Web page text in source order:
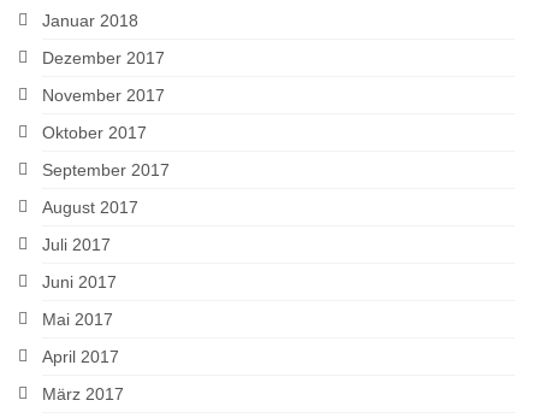
Januar 2018
Dezember 2017
November 2017
Oktober 2017
September 2017
August 2017
Juli 2017
Juni 2017
Mai 2017
April 2017
März 2017